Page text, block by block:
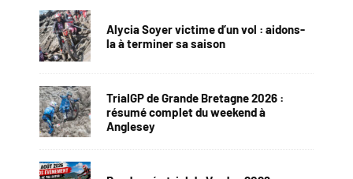
Alycia Soyer victime d’un vol : aidons-
la à terminer sa saison
TrialGP de Grande Bretagne 2026 :
résumé complet du weekend à
Anglesey